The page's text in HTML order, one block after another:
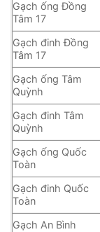
Gạch ống Đồng
Tâm 17
Gạch đinh Đồng
Tâm 17
Gạch ống Tâm
Quỳnh
Gạch đinh Tâm
Quỳnh
Gạch ống Quốc
Toàn
Gạch đinh Quốc
Toàn
Gạch An Bình